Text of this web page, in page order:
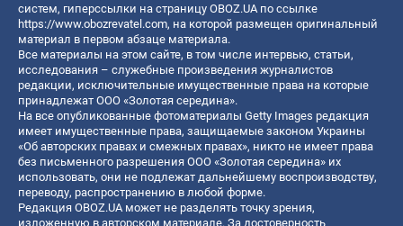
систем, гиперссылки на страницу OBOZ.UA по ссылке
https://www.obozrevatel.com, на которой размещен оригинальный
материал в первом абзаце материала.
Все материалы на этом сайте, в том числе интервью, статьи,
исследования – служебные произведения журналистов
редакции, исключительные имущественные права на которые
принадлежат ООО «Золотая середина».
На все опубликованные фотоматериалы Getty Images редакция
имеет имущественные права, защищаемые законом Украины
«Об авторских правах и смежных правах», никто не имеет права
без письменного разрешения ООО «Золотая середина» их
использовать, они не подлежат дальнейшему воспроизводству,
переводу, распространению в любой форме.
Редакция OBOZ.UA может не разделять точку зрения,
изложенную в авторском материале. За достоверность